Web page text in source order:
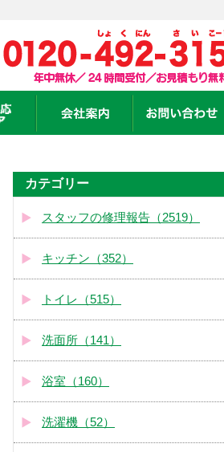
カテゴリー
スタッフの修理報告（2519）
キッチン（352）
トイレ（515）
洗面所（141）
浴室（160）
洗濯機（52）